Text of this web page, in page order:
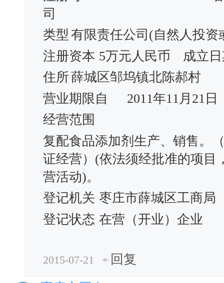
司
类型 有限责任公司(自然人投资
注册资本 5万元人民币
成立
住所薛城区邹坞镇北陈郝村
营业期限自
2011年11月21日
经营范围
复配食品添加剂生产、销售。
证经营）(依法须经批准的项目
营活动)。
登记机关 枣庄市薛城区工商局
登记状态 在营（开业）企业
2015-07-21
回复